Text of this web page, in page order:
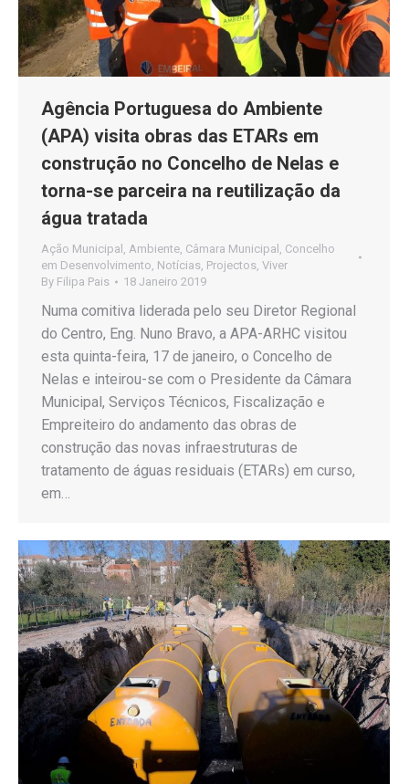
Agência Portuguesa do Ambiente
(APA) visita obras das ETARs em
construção no Concelho de Nelas e
torna-se parceira na reutilização da
água tratada
Ação Municipal Ambiente Câmara Municipal Concelho
em Desenvolvimento Notícias Projectos Viver
By Filipa Pais 18 Janeiro 2019
Numa comitiva liderada pelo seu Diretor Regional
do Centro, Eng. Nuno Bravo, a APA-ARHC visitou
esta quinta-feira, 17 de janeiro, o Concelho de
Nelas e inteirou-se com o Presidente da Câmara
Municipal, Serviços Técnicos, Fiscalização e
Empreiteiro do andamento das obras de
construção das novas infraestruturas de
tratamento de águas residuais (ETARs) em curso,
em…